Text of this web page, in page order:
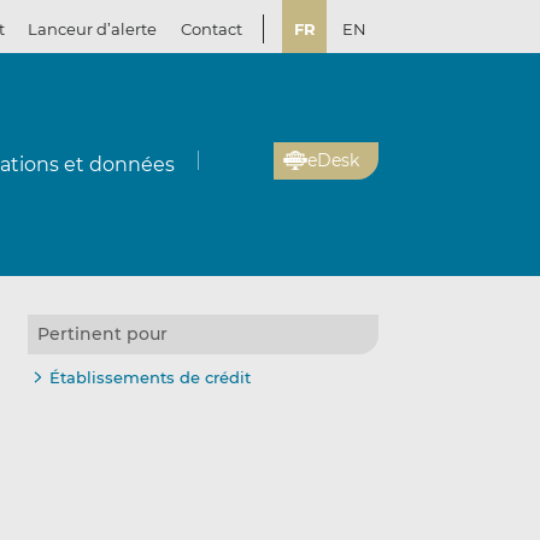
Lanceur d’alerte Contact FR EN
et données eDesk
Pertinent pour
Établissements de crédit